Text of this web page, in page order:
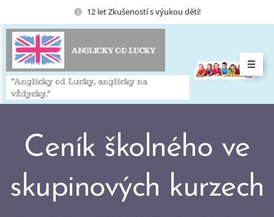
12 let Zkušeností s výukou dětí!
ANGLICKY OD LUCKY
"Anglicky od Lucky, anglicky na
vždycky."
Ceník školného ve
skupinových kurzech